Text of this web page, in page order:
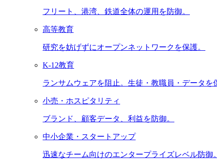
フリート、港湾、鉄道全体の運用を防御。
高等教育
研究を妨げずにオープンネットワークを保護。
K-12教育
ランサムウェアを阻止。生徒・教職員・データを
小売・ホスピタリティ
ブランド、顧客データ、利益を防御。
中小企業・スタートアップ
迅速なチーム向けのエンタープライズレベル防御